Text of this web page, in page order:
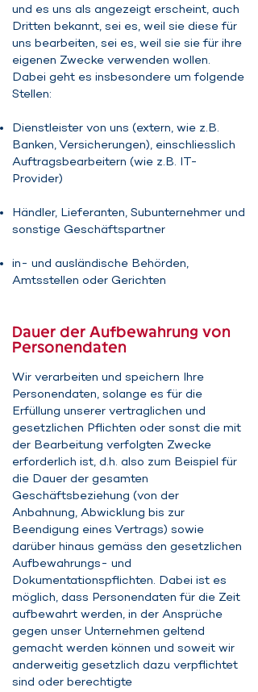
und es uns als angezeigt erscheint, auch
Dritten bekannt, sei es, weil sie diese für
uns bearbeiten, sei es, weil sie sie für ihre
eigenen Zwecke verwenden wollen.
Dabei geht es insbesondere um folgende
Stellen:
Dienstleister von uns (extern, wie z.B.
Banken, Versicherungen), einschliesslich
Auftragsbearbeitern (wie z.B. IT-
Provider)
Händler, Lieferanten, Subunternehmer und
sonstige Geschäftspartner
in- und ausländische Behörden,
Amtsstellen oder Gerichten
Dauer der Aufbewahrung von
Personendaten
Wir verarbeiten und speichern Ihre
Personendaten, solange es für die
Erfüllung unserer vertraglichen und
gesetzlichen Pflichten oder sonst die mit
der Bearbeitung verfolgten Zwecke
erforderlich ist, d.h. also zum Beispiel für
die Dauer der gesamten
Geschäftsbeziehung (von der
Anbahnung, Abwicklung bis zur
Beendigung eines Vertrags) sowie
darüber hinaus gemäss den gesetzlichen
Aufbewahrungs- und
Dokumentationspflichten. Dabei ist es
möglich, dass Personendaten für die Zeit
aufbewahrt werden, in der Ansprüche
gegen unser Unternehmen geltend
gemacht werden können und soweit wir
anderweitig gesetzlich dazu verpflichtet
sind oder berechtigte